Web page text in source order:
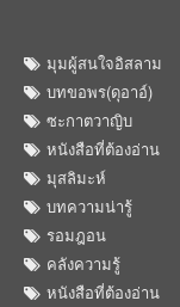
มุมผู้สนใจอิสลาม
บทขอพร(ดุอาอ์)
ซะกาตวาญิบ
หนังสือที่ต้องอ่าน
มุสลิมะห์
บทความน่ารู้
รอมฎอน
คลังความรู้
หนังสือที่ต้องอ่าน